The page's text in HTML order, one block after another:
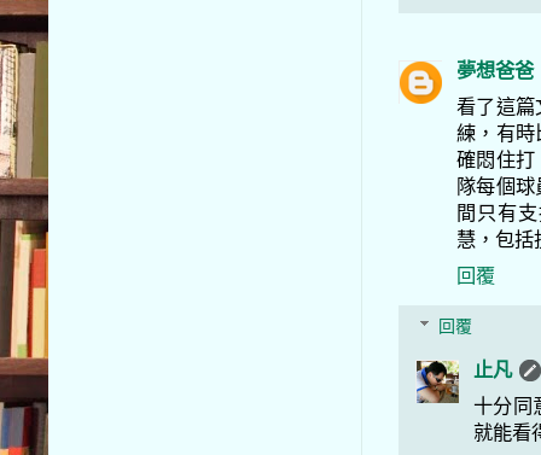
夢想爸爸
看了這
練，有
確悶住
隊每個
間只有
慧，包括
回覆
回覆
止凡
十分同
就能看